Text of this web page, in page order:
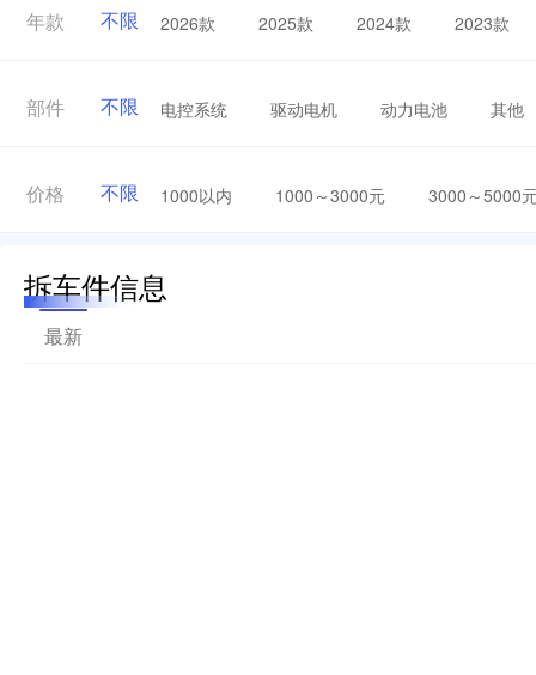
年款 不限 2026款 2025款 2024款 2023款
部件 不限 电控系统 驱动电机 动力电池 其他
价格 不限 1000以内 1000～3000元 3000～5000
拆车件信息
最新